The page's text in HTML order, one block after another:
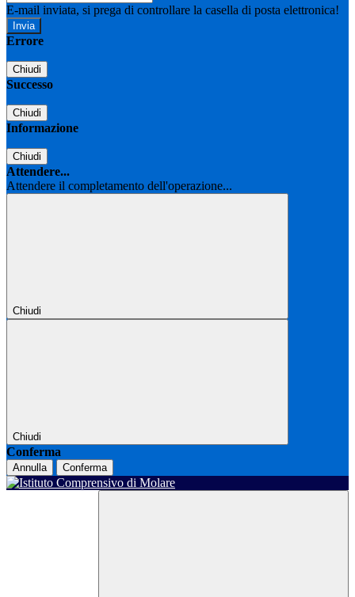
E-mail inviata, si prega di controllare la casella di posta elettronica!
Errore
Chiudi
Successo
Chiudi
Informazione
Chiudi
Attendere...
Attendere il completamento dell'operazione...
Chiudi
Chiudi
Conferma
Annulla Conferma